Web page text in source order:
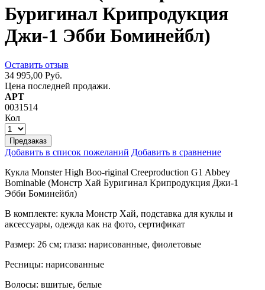
Буригинал Крипродукция
Джи-1 Эбби Боминейбл)
Оставить отзыв
34 995,00 Руб.
Цена последней продажи.
АРТ
0031514
Кол
Предзаказ
Добавить в список пожеланий Добавить в сравнение
Кукла Monster High Boo-riginal Creeproduction G1 Abbey
Bominable (Монстр Хай Буригинал Крипродукция Джи-1
Эбби Боминейбл)
В комплекте: кукла Монстр Хай, подставка для куклы и
аксессуары, одежда как на фото, сертификат
Размер: 26 см; глаза: нарисованные, фиолетовые
Ресницы: нарисованные
Волосы: вшитые, белые